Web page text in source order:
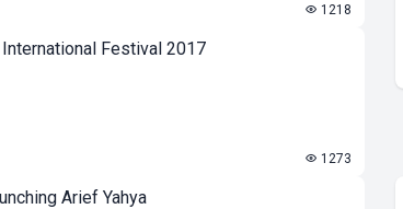
1218
Festival 2017
1273
Arief Yahya